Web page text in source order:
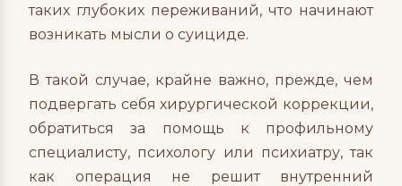
таких глубоких переживаний, что начинают
возникать мысли о суициде.
В такой случае, крайне важно, прежде, чем
подвергать себя хирургической коррекции,
обратиться за помощь к профильному
специалисту, психологу или психиатру, так
как операция не решит внутренний